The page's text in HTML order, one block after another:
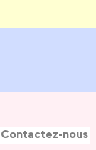
Contactez-nous